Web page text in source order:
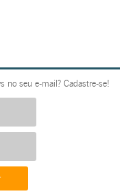
no seu e-mail? Cadastre-se!